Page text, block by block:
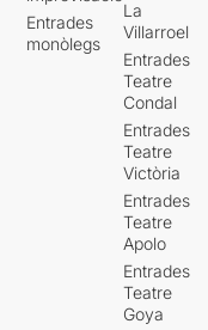
Entrades
monòlegs
La
Villarroel
Entrades
Teatre
Condal
Entrades
Teatre
Victòria
Entrades
Teatre
Apolo
Entrades
Teatre
Goya